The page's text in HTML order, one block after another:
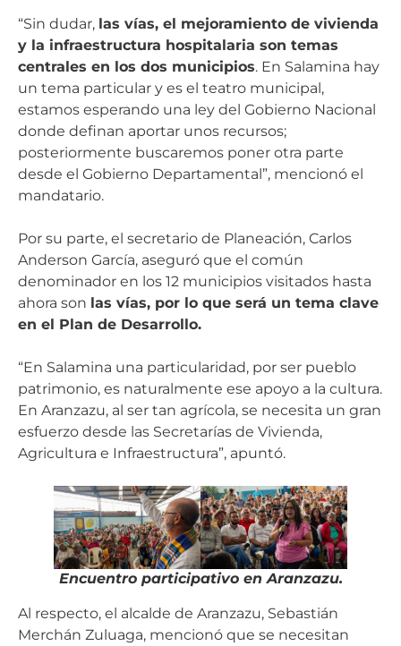
“Sin dudar, las vías, el mejoramiento de vivienda
y la infraestructura hospitalaria son temas
centrales en los dos municipios. En Salamina hay
un tema particular y es el teatro municipal,
estamos esperando una ley del Gobierno Nacional
donde definan aportar unos recursos;
posteriormente buscaremos poner otra parte
desde el Gobierno Departamental”, mencionó el
mandatario.
Por su parte, el secretario de Planeación, Carlos
Anderson García, aseguró que el común
denominador en los 12 municipios visitados hasta
ahora son las vías, por lo que será un tema clave
en el Plan de Desarrollo.
“En Salamina una particularidad, por ser pueblo
patrimonio, es naturalmente ese apoyo a la cultura.
En Aranzazu, al ser tan agrícola, se necesita un gran
esfuerzo desde las Secretarías de Vivienda,
Agricultura e Infraestructura”, apuntó.
Encuentro participativo en Aranzazu.
Al respecto, el alcalde de Aranzazu, Sebastián
Merchán Zuluaga, mencionó que se necesitan